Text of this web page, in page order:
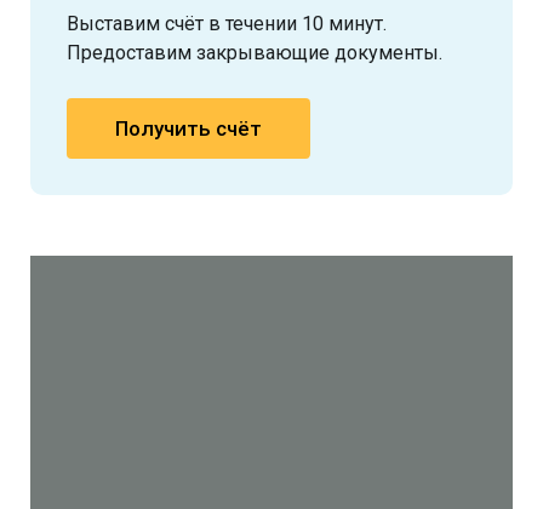
Выставим счёт в течении 10 минут.
Предоставим закрывающие документы.
Получить счёт